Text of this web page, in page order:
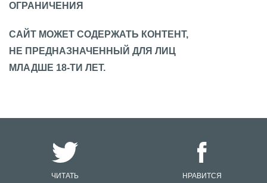
ОГРАНИЧЕНИЯ
САЙТ МОЖЕТ СОДЕРЖАТЬ КОНТЕНТ,
НЕ ПРЕДНАЗНАЧЕННЫЙ ДЛЯ ЛИЦ
МЛАДШЕ 18-ТИ ЛЕТ.
ЧИТАТЬ НРАВИТСЯ